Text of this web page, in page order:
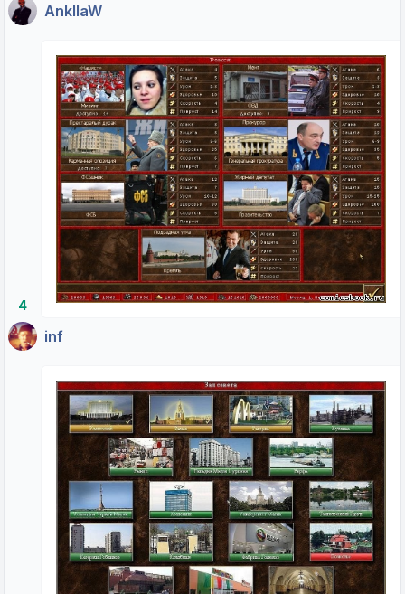
AnkllaW
4
inf